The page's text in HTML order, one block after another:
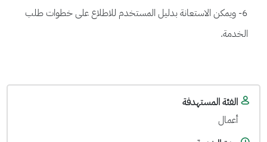
6- ويمكن الاستعانة بدليل المستخدم للاطلاع على خطوات طلب
الخدمة.
الفئة المستهدفة
أعمال